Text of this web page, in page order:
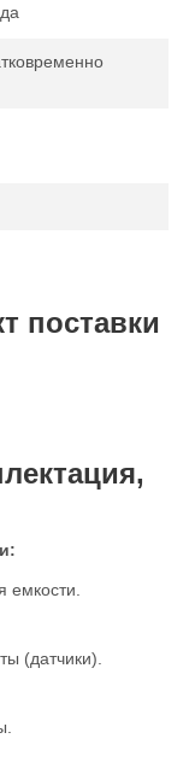
поставки
емкости.
(датчики).